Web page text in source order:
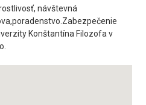
návštevná
Konštantína Filozofa v